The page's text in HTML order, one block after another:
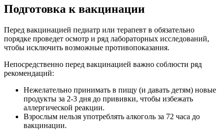
Подготовка к вакцинации
Перед вакцинацией педиатр или терапевт в обязательно
порядке проведет осмотр и ряд лабораторных исследований,
чтобы исключить возможные противопоказания.
Непосредственно перед вакцинацией важно соблюсти ряд
рекомендаций:
Нежелательно принимать в пищу (и давать детям) новые
продукты за 2-3 дня до прививки, чтобы избежать
аллергической реакции.
Взрослым нельзя употреблять алкоголь за 72 часа до
вакцинации.